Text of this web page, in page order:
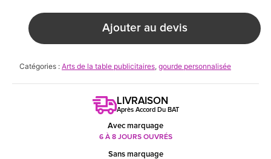
Ajouter au devis
Catégories : Arts de la table publicitaires, gourde personnalisée
LIVRAISON
Après Accord Du BAT
Avec marquage
6 À 8 JOURS OUVRÉS
Sans marquage